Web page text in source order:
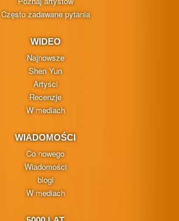
Często zadawane pytania
WIDEO
Najnowsze
Shen Yun
Artyści
Recenzje
W mediach
WIADOMOŚCI
Co nowego
Wiadomości
blogi
W mediach